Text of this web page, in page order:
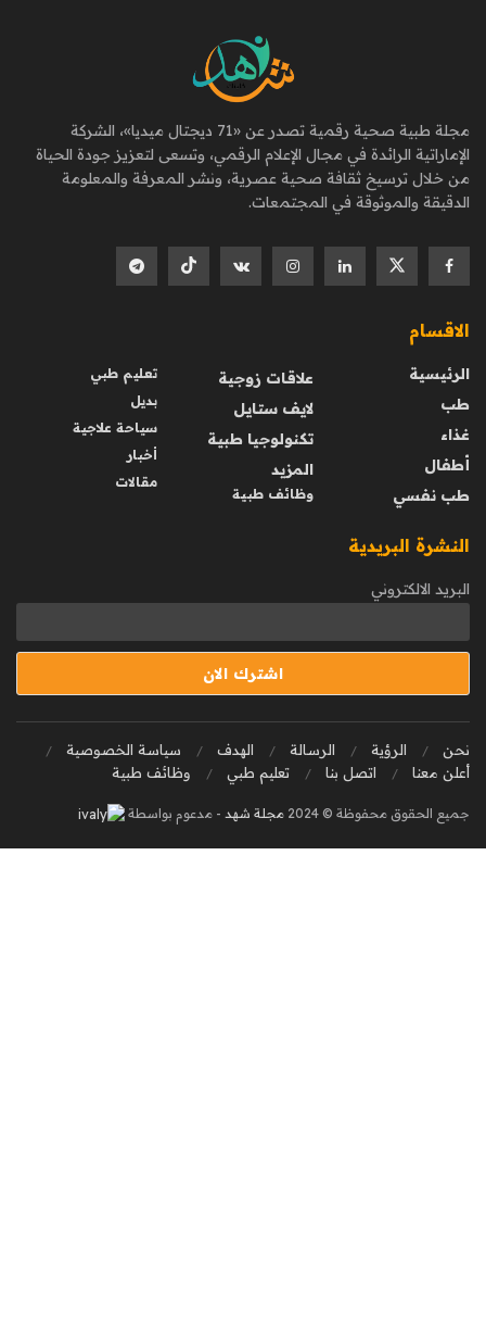
مجلة طبية صحية رقمية تصدر عن «71 ديجتال ميديا»، الشركة
الإماراتية الرائدة في مجال الإعلام الرقمي، وتسعى لتعزيز جودة الحياة
من خلال ترسيخ ثقافة صحية عصرية، ونشر المعرفة والمعلومة
الدقيقة والموثوقة في المجتمعات.
الاقسام
الرئيسية
طب
غذاء
أطفال
طب نفسي
علاقات زوجية
لايف ستايل
تكنولوجيا طبية
المزيد
وظائف طبية
تعليم طبي
بديل
سياحة علاجية
أخبار
مقالات
النشرة البريدية
البريد الالكتروني
نحن الرؤية الرسالة الهدف
سياسة الخصوصية
أعلن معنا
اتصل بنا تعليم طبي وظائف طبية
جميع الحقوق محفوظة © 2024 مجلة شهد - مدعوم بواسطة